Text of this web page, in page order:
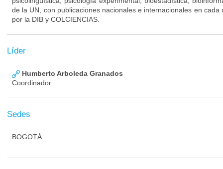
de la UN, con publicaciones nacionales e internacionales en
por la DIB y COLCIENCIAS.
Líder
Humberto Arboleda Granados
Coordinador
Sedes
BOGOTÁ